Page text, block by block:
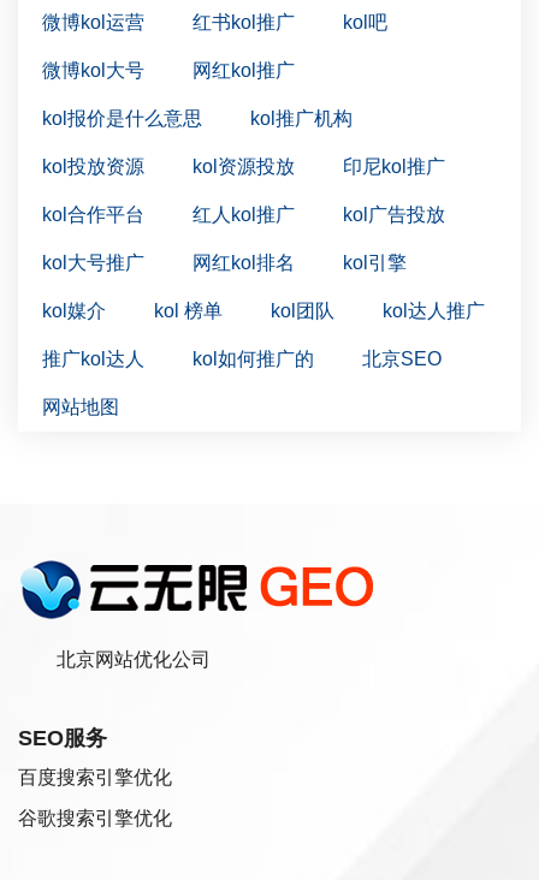
微博kol运营 红书kol推广 kol吧
微博kol大号 网红kol推广
kol报价是什么意思 kol推广机构
kol投放资源 kol资源投放 印尼kol推广
kol合作平台 红人kol推广 kol广告投放
kol大号推广 网红kol排名 kol引擎
kol媒介 kol 榜单 kol团队 kol达人推广
推广kol达人 kol如何推广的 北京SEO
网站地图
北京网站优化公司
SEO服务
百度搜索引擎优化
谷歌搜索引擎优化